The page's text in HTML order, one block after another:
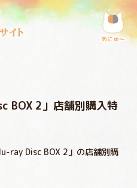
イト
めにゅ〜
BOX 2」店舗別購入特
ray Disc BOX 2」の店舗別購